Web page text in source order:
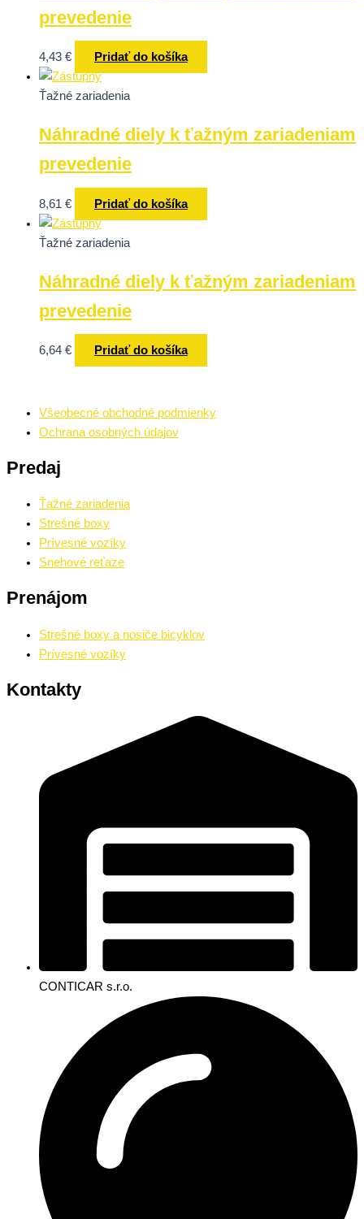
prevedenie
4,43 € Pridať do košíka
Ťažné zariadenia
Náhradné diely k ťažným zariadeniam
prevedenie
8,61 € Pridať do košíka
Ťažné zariadenia
Náhradné diely k ťažným zariadeniam
prevedenie
6,64 € Pridať do košíka
Všeobecné obchodné podmienky
Ochrana osobných údajov
Predaj
Ťažné zariadenia
Strešné boxy
Prívesné vozíky
Snehové reťaze
Prenájom
Strešné boxy a nosiče bicyklov
Prívesné vozíky
Kontakty
CONTICAR s.r.o.